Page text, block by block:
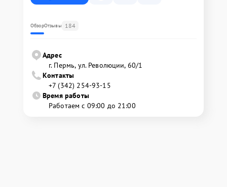
ОбзорОтзывы 184
Адрес
г. Пермь, ул. ​Революции, 60/1
Контакты
+7 (342) 254-93-15
Время работы
Работаем с 09:00 до 21:00